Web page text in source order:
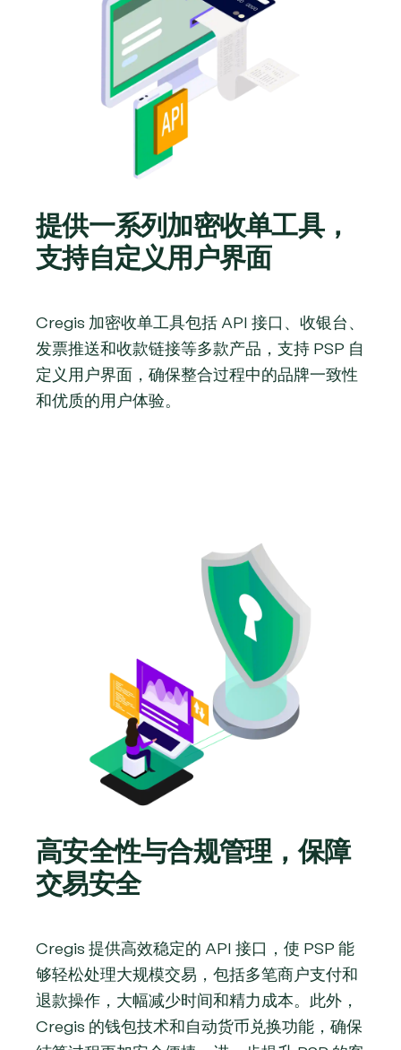
提供一系列加密收单工具，
支持自定义用户界面
Cregis 加密收单工具包括 API 接口、收银台、
发票推送和收款链接等多款产品，支持 PSP 自
定义用户界面，确保整合过程中的品牌一致性
和优质的用户体验。
高安全性与合规管理，保障
交易安全
Cregis 提供高效稳定的 API 接口，使 PSP 能
够轻松处理大规模交易，包括多笔商户支付和
退款操作，大幅减少时间和精力成本。此外，
Cregis 的钱包技术和自动货币兑换功能，确保